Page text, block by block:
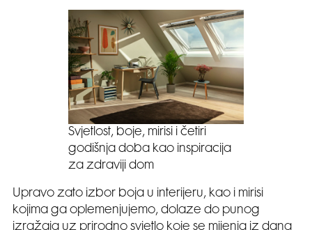
Svjetlost, boje, mirisi i četiri
godišnja doba kao inspiracija
za zdraviji dom
Upravo zato izbor boja u interijeru, kao i mirisi
kojima ga oplemenjujemo, dolaze do punog
izražaja uz prirodno svjetlo koje se mijenja iz dana